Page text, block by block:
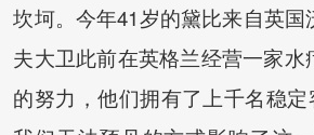
坎坷。今年41岁的黛比来自英
夫大卫此前在英格兰经营一家水
的努力，他们拥有了上千名稳定